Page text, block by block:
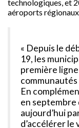
technologiques, et
aéroports
« Depuis le
19, les
première
En
en septembre
aujourd’hui
d’accélérer le